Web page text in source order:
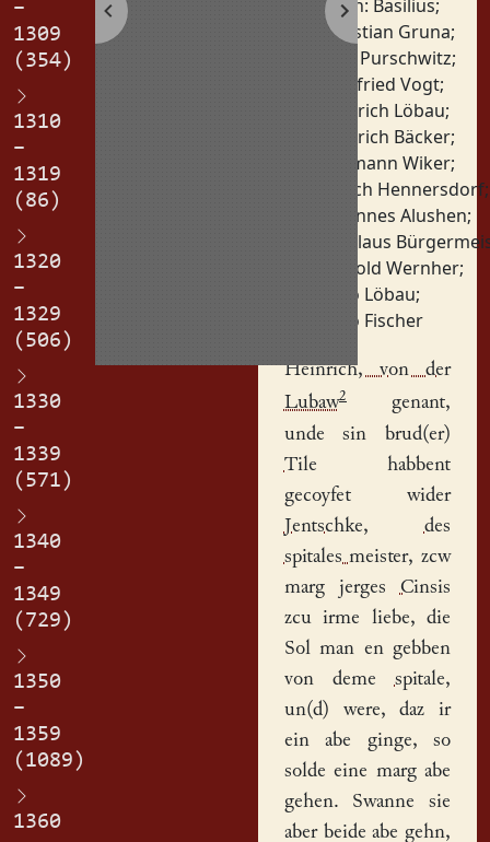
–
1309
(354)
1310
–
1319
(86)
1320
–
1329
(506)
1330
–
1339
(571)
1340
–
1349
(729)
1350
–
1359
(1089)
1360
Personen: Basilius;
Christian Gruna;
Fritz Purschwitz;
Gottfried Vogt;
Heinrich Löbau;
Heinrich Bäcker;
Hermann Wiker;
Jensch Hennersdorf;
Johannes Alushen;
Nikolaus
Petzold Wernher;
Thilo Löbau;
Thilo Fischer
Heinrich, von der
Lubaw2genant,
unde sin brud(er)
Tile habbent
gecoyfet wider
Jentschke, des
spitales meister, zcw
marg jerges Cinsis
zcu irme liebe, die
Sol man en gebben
von deme spitale,
un(d) were, daz ir
ein abe ginge, so
solde eine marg abe
gehen. Swanne sie
aber beide abe gehn,